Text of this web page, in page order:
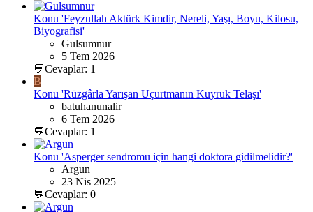
Konu 'Feyzullah Aktürk Kimdir, Nereli, Yaşı, Boyu, Kilosu,
Biyografisi'
Gulsumnur
5 Tem 2026
💬Cevaplar: 1
B
Konu 'Rüzgârla Yarışan Uçurtmanın Kuyruk Telaşı'
batuhanunalir
6 Tem 2026
💬Cevaplar: 1
Konu 'Asperger sendromu için hangi doktora gidilmelidir?'
Argun
23 Nis 2025
💬Cevaplar: 0